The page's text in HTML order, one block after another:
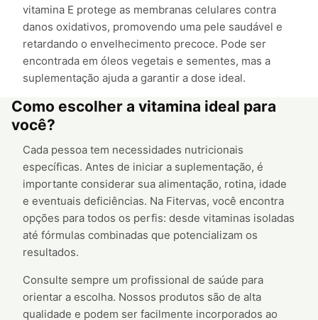
vitamina E protege as membranas celulares contra
danos oxidativos, promovendo uma pele saudável e
retardando o envelhecimento precoce. Pode ser
encontrada em óleos vegetais e sementes, mas a
suplementação ajuda a garantir a dose ideal.
Como escolher a vitamina ideal para
você?
Cada pessoa tem necessidades nutricionais
específicas. Antes de iniciar a suplementação, é
importante considerar sua alimentação, rotina, idade
e eventuais deficiências. Na Fitervas, você encontra
opções para todos os perfis: desde vitaminas isoladas
até fórmulas combinadas que potencializam os
resultados.
Consulte sempre um profissional de saúde para
orientar a escolha. Nossos produtos são de alta
qualidade e podem ser facilmente incorporados ao